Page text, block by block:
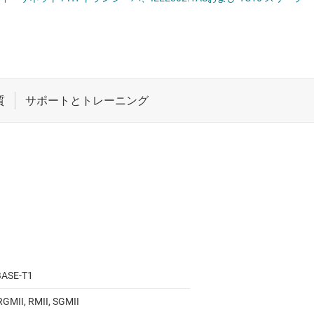
ロジックと電圧変換
絶縁
、PECL の各 IC
422 の各トランシーバ
マルチスイッチ検
T1
RMII, SGMII